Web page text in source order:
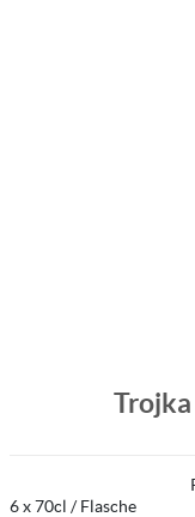
Trojka
6 x 70cl / Flasche